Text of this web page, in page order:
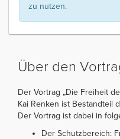
zu nutzen.
Über den
Der Vortrag „Die Freiheit
Kai Renken ist Bestandteil
Der Vortrag ist dabei in
Der Schutzbereich: